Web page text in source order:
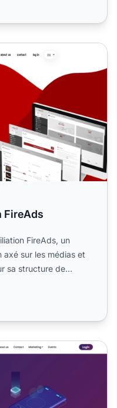
FireAds
FireAds, un
axé sur les médias et
sa structure de